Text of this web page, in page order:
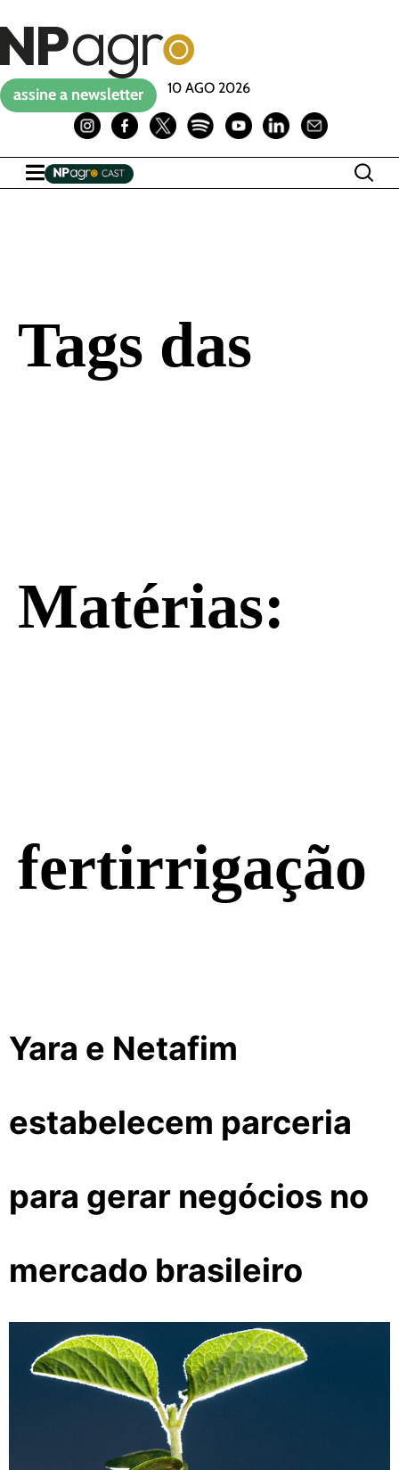
assine a newsletter 10 AGO 2026
Tags das
Matérias:
fertirrigação
Yara e Netafim
estabelecem parceria
para gerar negócios no
mercado brasileiro